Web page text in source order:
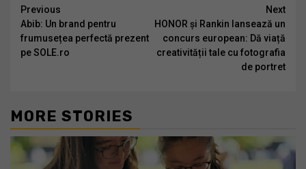
Continue
Reading
Previous
Abib: Un brand pentru
frumusețea perfectă prezent
pe SOLE.ro
Next
HONOR și Rankin lansează un
concurs european: Dă viață
creativității tale cu fotografia
de portret
MORE STORIES